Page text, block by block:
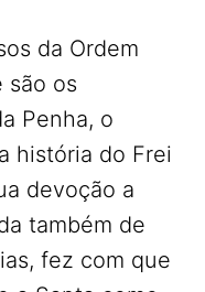
da Ordem
são os
Penha, o
história do Frei
devoção a
também de
fez com que